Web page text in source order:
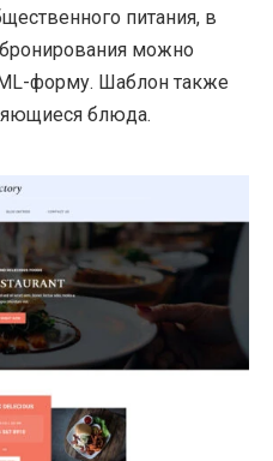
питания, в
можно
форму. Шаблон также
блюда.